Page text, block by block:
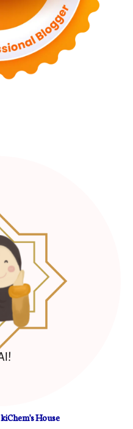
kiChem's House